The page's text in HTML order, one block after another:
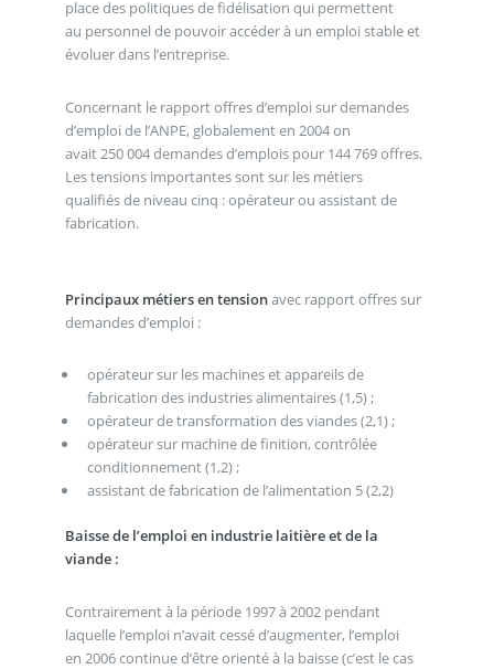
place des politiques de fidélisation qui permettent
au personnel de pouvoir accéder à un emploi stable et
évoluer dans l’entreprise.
Concernant le rapport offres d’emploi sur demandes
d’emploi de l’ANPE, globalement en 2004 on
avait 250 004 demandes d’emplois pour 144 769 offres.
Les tensions importantes sont sur les métiers
qualifiés de niveau cinq : opérateur ou assistant de
fabrication.
Principaux métiers en tensionavec rapport offres sur
demandes d’emploi :
opérateur sur les machines et appareils de
fabrication des industries alimentaires (1,5) ;
opérateur de transformation des viandes (2,1) ;
opérateur sur machine de finition, contrôlée
conditionnement (1,2) ;
assistant de fabrication de l’alimentation 5 (2,2)
Baisse de l’emploi en industrie laitière et de la
viande :
Contrairement à la période 1997 à 2002 pendant
laquelle l’emploi n’avait cessé d’augmenter, l’emploi
en 2006 continue d’être orienté à la baisse (c’est le cas